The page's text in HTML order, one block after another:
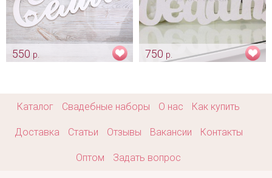
550 р.
750 р.
Каталог Свадебные наборы О нас Как купить
Доставка Статьи Отзывы Вакансии Контакты
Оптом Задать вопрос